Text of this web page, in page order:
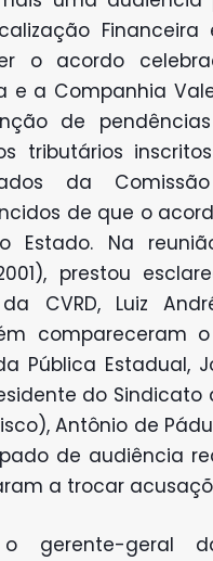
o acordo
e a Companhia
de
tributários
da
de que o
Estado. Na
prestou
CVRD, Luiz
compareceram
Pública Estadual,
do Sindicato
Antônio de
de audiência
a trocar
o gerente-geral